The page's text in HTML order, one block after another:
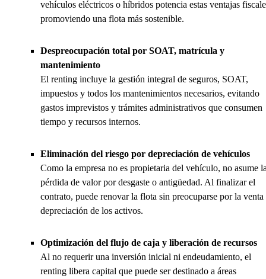
vehículos eléctricos o híbridos potencia estas ventajas
promoviendo una flota más sostenible.
Despreocupación total por SOAT, matrícula y
mantenimiento
El renting incluye la gestión integral de seguros, SOAT,
impuestos y todos los mantenimientos necesarios, evitando
gastos imprevistos y trámites administrativos que consumen
tiempo y recursos internos.
Eliminación del riesgo por depreciación de vehículos
Como la empresa no es propietaria del vehículo, no asume
pérdida de valor por desgaste o antigüedad. Al finalizar el
contrato, puede renovar la flota sin preocuparse por la venta
depreciación de los activos.
Optimización del flujo de caja y liberación de recursos
Al no requerir una inversión inicial ni endeudamiento, el
renting libera capital que puede ser destinado a áreas